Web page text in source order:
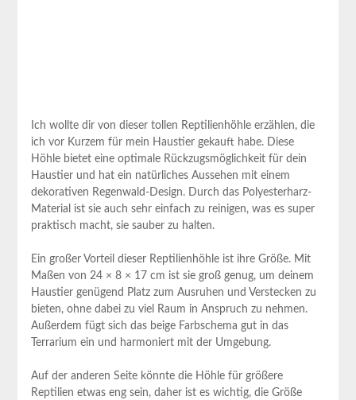
Ich wollte dir von dieser tollen Reptilienhöhle erzählen, die
ich vor Kurzem ‌für‍ mein Haustier gekauft habe. Diese
Höhle bietet eine optimale Rückzugsmöglichkeit‌ für⁣ dein
Haustier und hat ein natürliches Aussehen mit einem
dekorativen Regenwald-Design.⁢ Durch das Polyesterharz-
Material ist sie auch sehr einfach zu reinigen, was es super
praktisch macht, sie‍ sauber ⁣zu halten.
Ein großer Vorteil dieser Reptilienhöhle ⁢ist ihre Größe. Mit
Maßen von 24 × 8 × 17 cm ist sie groß genug, um deinem
Haustier genügend Platz zum⁢ Ausruhen und Verstecken zu
bieten, ohne dabei zu viel Raum in⁤ Anspruch zu nehmen.
Außerdem fügt sich das beige Farbschema gut in ‌das
Terrarium ein und harmoniert mit der Umgebung.
Auf der anderen Seite könnte ‍die Höhle für größere‌
Reptilien etwas eng sein, daher⁤ ist es wichtig, die Größe